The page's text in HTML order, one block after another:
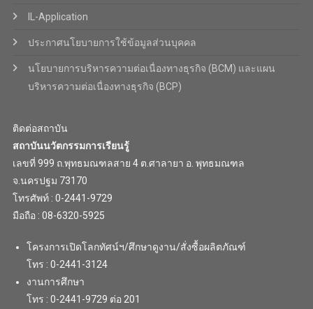
IL-Application
ประกาศนโยบายการใช้ข้อมูลส่วนบุคคล
นโยบายการบริหารความต่อเนื่องทางธุรกิจ (BCM) และแผน
บริหารความต่อเนื่องทางธุรกิจ (BCP)
ติดต่อสถาบัน
สถาบันนวัตกรรมการเรียนรู้
เลขที่ 999 ถ.พุทธมณฑลสาย 4 ต.ศาลายา อ. พุทธมณฑล
จ.นครปฐม 73170
โทรศัพท์ : 0-2441-9729
มือถือ : 08-6320-5925
โครงการเปิดโลกทัศน์ฯ/ศึกษาดูงาน/สั่งซื้อผลิตภัณฑ์
โทร : 0-2441-3124
งานการศึกษา
โทร : 0-2441-9729 ต่อ 201